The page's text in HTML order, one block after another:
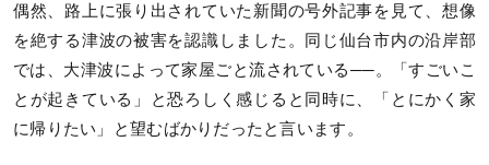
偶然、路上に張り出されていた新聞の号外記事を見て、想像
を絶する津波の被害を認識しました。同じ仙台市内の沿岸部
では、大津波によって家屋ごと流されている──。「すごいこ
とが起きている」と恐ろしく感じると同時に、「とにかく家
に帰りたい」と望むばかりだったと言います。